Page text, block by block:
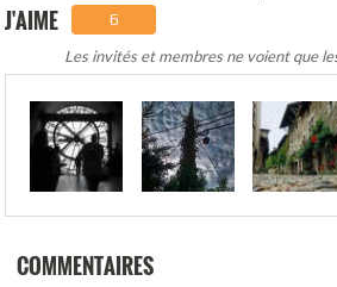
J'AIME 6
Les invités et membres ne voient que
COMMENTAIRES